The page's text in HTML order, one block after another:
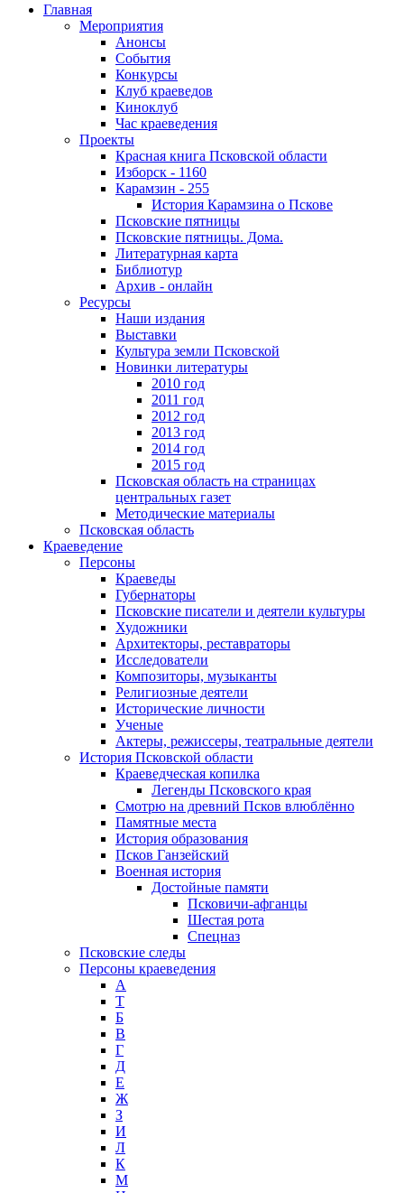
Главная
Мероприятия
Анонсы
События
Конкурсы
Клуб краеведов
Киноклуб
Час краеведения
Проекты
Красная книга Псковской области
Изборск - 1160
Карамзин - 255
История Карамзина о Пскове
Псковские пятницы
Псковские пятницы. Дома.
Литературная карта
Библиотур
Архив - онлайн
Ресурсы
Наши издания
Выставки
Культура земли Псковской
Новинки литературы
2010 год
2011 год
2012 год
2013 год
2014 год
2015 год
Псковская область на страницах
центральных газет
Методические материалы
Псковская область
Краеведение
Персоны
Краеведы
Губернаторы
Псковские писатели и деятели культуры
Художники
Архитекторы, реставраторы
Исследователи
Композиторы, музыканты
Религиозные деятели
Исторические личности
Ученые
Актеры, режиссеры, театральные деятели
История Псковской области
Краеведческая копилка
Легенды Псковского края
Смотрю на древний Псков влюблённо
Памятные места
История образования
Псков Ганзейский
Военная история
Достойные памяти
Псковичи-афганцы
Шестая рота
Спецназ
Псковские следы
Персоны краеведения
А
T
Б
В
Г
Д
Е
Ж
З
И
Л
К
М